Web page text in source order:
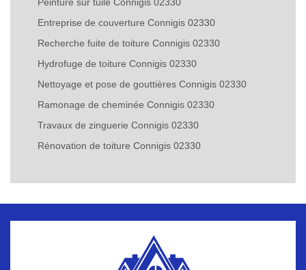
Peinture sur tuile Connigis 02330
Entreprise de couverture Connigis 02330
Recherche fuite de toiture Connigis 02330
Hydrofuge de toiture Connigis 02330
Nettoyage et pose de gouttières Connigis 02330
Ramonage de cheminée Connigis 02330
Travaux de zinguerie Connigis 02330
Rénovation de toiture Connigis 02330